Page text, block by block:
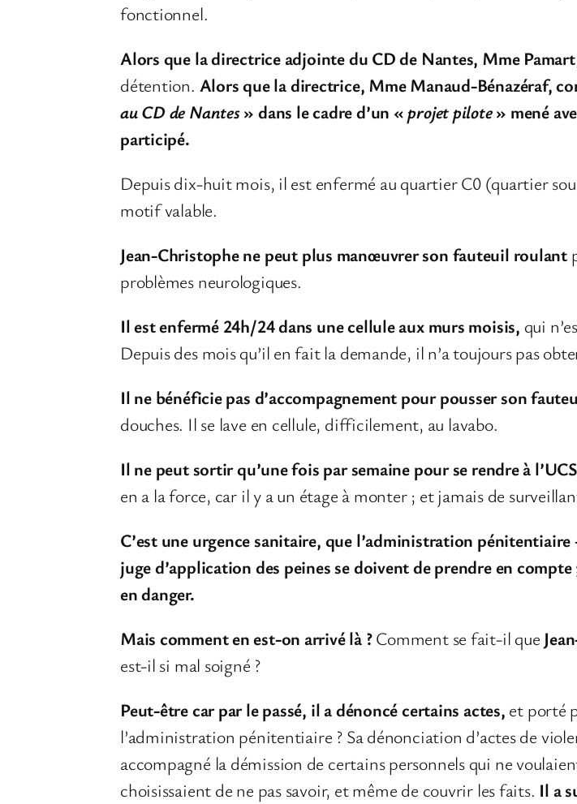
fonctionnel.
Alors que la directrice adjointe du CD de Nantes, Mme Pamart
détention. Alors que la directrice, Mme Manaud-Bénazéraf,
au CD de Nantes» dans le cadre d’un «projet pilote» mené
participé.
Depuis dix-huit mois, il est enfermé au quartier C0 (quartier
motif valable.
Jean-Christophene peut plus manœuvrer son fauteuil roulant
problèmes neurologiques.
Il est enfermé 24h/24 dans une cellule aux murs moisis, qui
Depuis des mois qu’il en fait la demande, il n’a toujours pas
Il ne bénéficie pas d’accompagnement pour pousser son
douches. Il se lave en cellule, difficilement, au lavabo.
Il ne peut sortir qu’une fois par semaine pour se rendre à
en a la force, car il y a un étage à monter ; et jamais de
C’est une urgence sanitaire, que l’administration
juge d’application des peines se doivent de prendre en
en danger.
Mais comment en est-on arrivé là ?Comment se fait-il que
est-il si mal soigné ?
Peut-être car par le passé, il a dénoncé certains actes, et porté
l’administration pénitentiaire ? Sa dénonciation d’actes de
accompagné la démission de certains personnels qui ne
choisissaient de ne pas savoir, et même de couvrir les faits. Il a